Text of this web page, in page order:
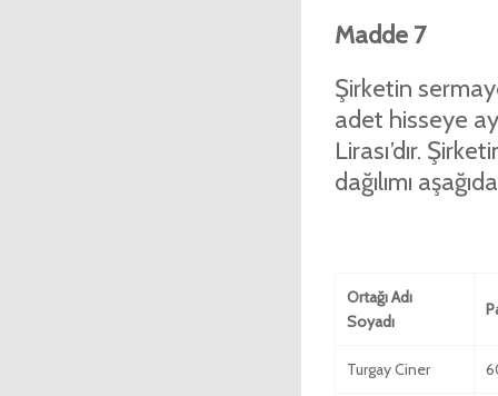
Madde 7
Şirketin
adet hisseye
Lirası’dır.
dağılımı
Ortağı Adı
Soyadı
Turgay Ciner